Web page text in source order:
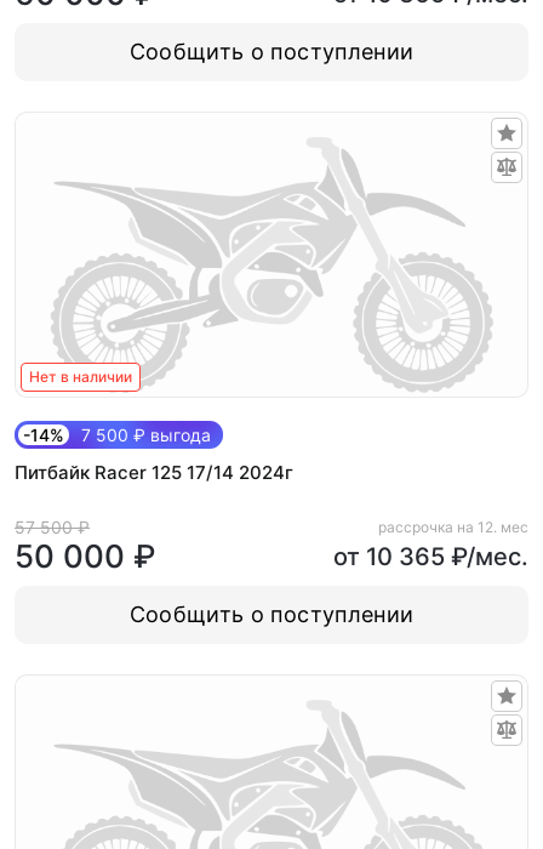
Сообщить о поступлении
Нет в наличии
-14% 7 500 ₽ выгода
Питбайк Racer 125 17/14 2024г
57 500 ₽
50 000 ₽
рассрочка на 12. мес
от 10 365 ₽/мес.
Сообщить о поступлении